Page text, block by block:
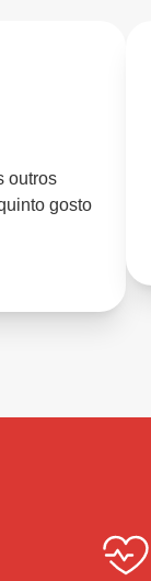
outros
gosto